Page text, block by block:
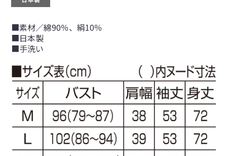
■素材／綿90％、絹10％
■日本製
■手洗い